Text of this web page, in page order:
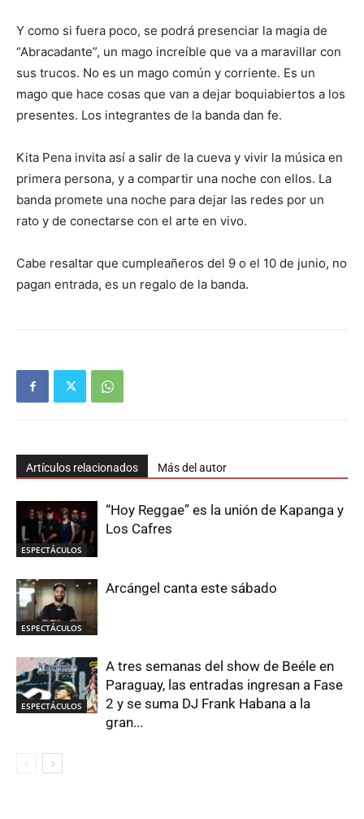
Y como si fuera poco, se podrá presenciar la magia de
“Abracadante”, un mago increíble que va a maravillar con
sus trucos. No es un mago común y corriente. Es un
mago que hace cosas que van a dejar boquiabiertos a los
presentes. Los integrantes de la banda dan fe.
Kita Pena invita así a salir de la cueva y vivir la música en
primera persona, y a compartir una noche con ellos. La
banda promete una noche para dejar las redes por un
rato y de conectarse con el arte en vivo.
Cabe resaltar que cumpleañeros del 9 o el 10 de junio, no
pagan entrada, es un regalo de la banda.
Artículos relacionados Más del autor
ESPECTÁCULOS
“Hoy Reggae” es la unión de Kapanga y
Los Cafres
ESPECTÁCULOS
Arcángel canta este sábado
ESPECTÁCULOS
A tres semanas del show de Beéle en
Paraguay, las entradas ingresan a Fase
2 y se suma DJ Frank Habana a la
gran...